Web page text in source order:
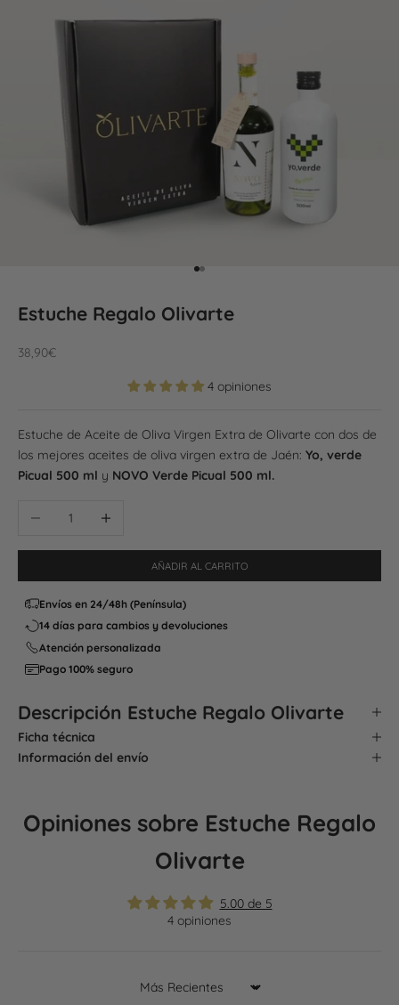
Ir al artículo 1
Ir al artículo 2
Estuche Regalo Olivarte
Precio de oferta
38,90€
4 opiniones
Estuche de Aceite de Oliva Virgen Extra de Olivarte con dos de
los mejores aceites de oliva virgen extra de Jaén: Yo, verde
Picual 500 ml y NOVO Verde Picual 500 ml.
Reducir cantidadAumentar cantidad
AÑADIR AL CARRITO
Envíos en 24/48h (Península)
14 días para cambios y devoluciones
Atención personalizada
Pago 100% seguro
Descripción Estuche Regalo Olivarte
Ficha técnica
Información del envío
Opiniones sobre Estuche Regalo
Olivarte
5.00 de 5
4 opiniones
Sort by